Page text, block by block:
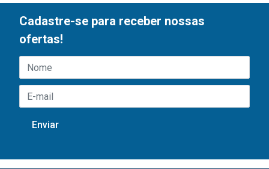
Cadastre-se para receber nossas
ofertas!